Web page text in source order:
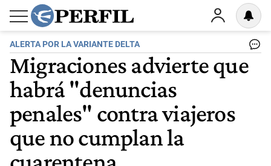
ALERTA POR LA VARIANTE DELTA
Migraciones advierte que
habrá "denuncias
penales" contra viajeros
que no cumplan la